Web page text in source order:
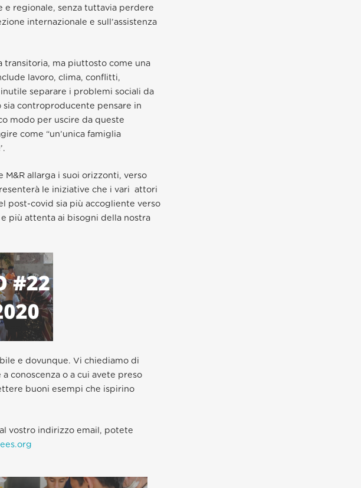
e regionale, senza tuttavia perdere
internazionale e sull’assistenza
transitoria, ma piuttosto come una
lavoro, clima, conflitti,
separare i problemi sociali da
controproducente pensare in
modo per uscire da queste
come “un’unica famiglia
M&R allarga i suoi orizzonti, verso
le iniziative che i vari attori
post-covid sia più accogliente verso
più attenta ai bisogni della nostra
e dovunque. Vi chiediamo di
conoscenza o a cui avete preso
buoni esempi che ispirino
vostro indirizzo email, potete